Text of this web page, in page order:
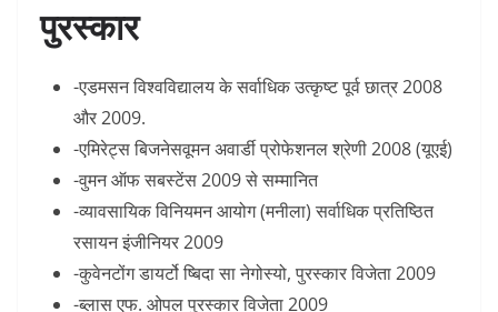
पुरस्कार
-एडमसन विश्वविद्यालय के सर्वाधिक उत्कृष्ट पूर्व छात्र 2008
और 2009.
-एमिरेट्स बिजनेसवूमन अवार्डी प्रोफेशनल श्रेणी 2008 (यूएई)
-वुमन ऑफ सबस्टेंस 2009 से सम्मानित
-व्यावसायिक विनियमन आयोग (मनीला) सर्वाधिक प्रतिष्ठित
रसायन इंजीनियर 2009
-कुवेनटोंग डायर्टो ष्बिदा सा नेगोस्यो, पुरस्कार विजेता 2009
-ब्लास एफ. ओपल पुरस्कार विजेता 2009